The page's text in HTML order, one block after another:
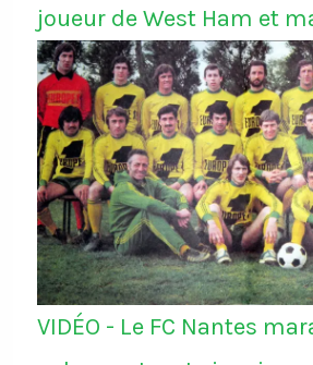
joueur de West Ham et
VIDÉO - Le FC Nantes